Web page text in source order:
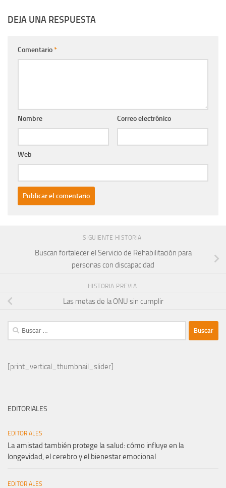
DEJA UNA RESPUESTA
Comentario*
Nombre Correo electrónico
Web
SIGUIENTE HISTORIA
Buscan fortalecer el Servicio de Rehabilitación para
personas con discapacidad
HISTORIA PREVIA
Las metas de la ONU sin cumplir
Buscar:
[print_vertical_thumbnail_slider]
EDITORIALES
EDITORIALES
La amistad también protege la salud: cómo influye en la
longevidad, el cerebro y el bienestar emocional
EDITORIALES